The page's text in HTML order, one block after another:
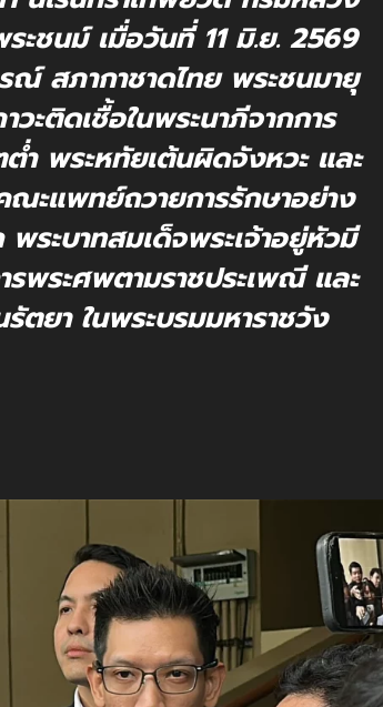
ะชนม์ เมื่อวันที่ 11 มิ.ย. 2569
ณ์ สภากาชาดไทย พระชนมายุ
ะติดเชื้อในพระนาภีจากการ
ำ พระหทัยเต้นผิดจังหวะ และ
ะแพทย์ถวายการรักษาอย่าง
ระบาทสมเด็จพระเจ้าอยู่หัวมี
รพระศพตามราชประเพณี และ
ยา ในพระบรมมหาราชวัง